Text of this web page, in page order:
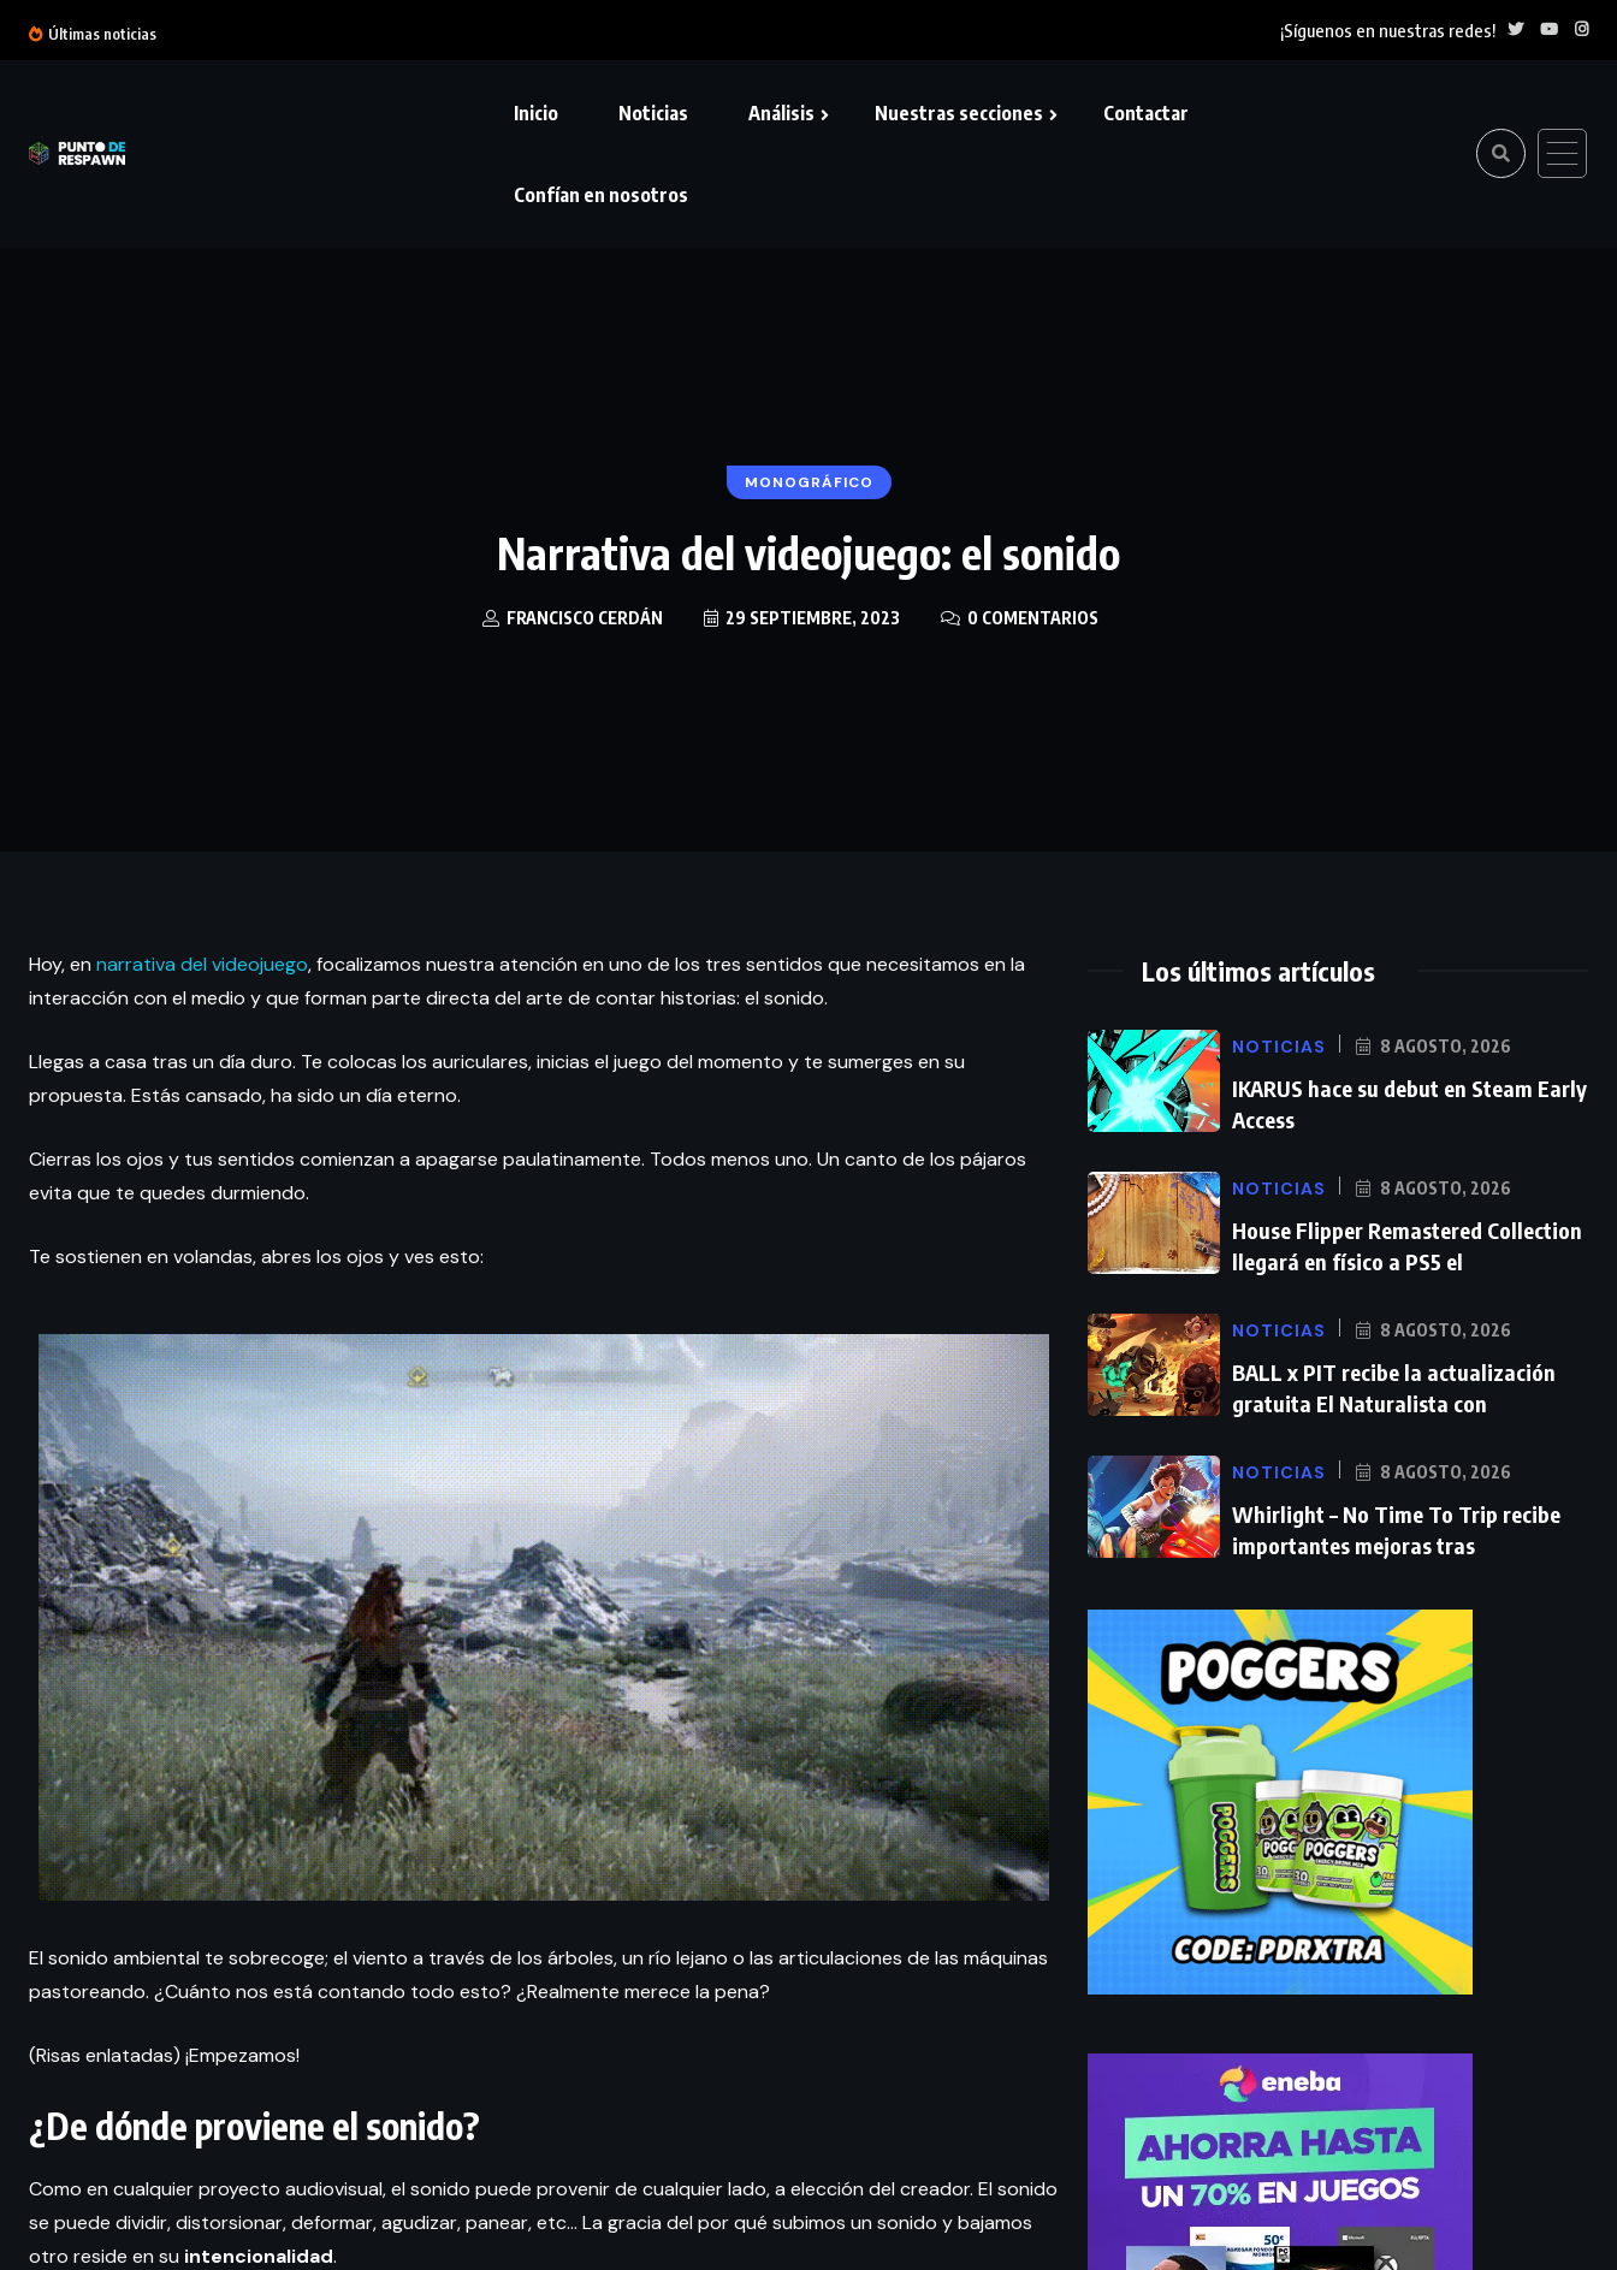
Últimas noticias ¡Síguenos en nuestras redes!
Inicio Noticias Análisis Nuestras secciones Contactar
Confían en nosotros
MONOGRÁFICO
Narrativa del videojuego: el sonido
FRANCISCO CERDÁN 29 SEPTIEMBRE, 2023 0 COMENTARIOS
Hoy, en narrativa del videojuego, focalizamos nuestra atención en uno de los tres sentidos que necesitamos en la
interacción con el medio y que forman parte directa del arte de contar historias: el sonido.
Llegas a casa tras un día duro. Te colocas los auriculares, inicias el juego del momento y te sumerges en su
propuesta. Estás cansado, ha sido un día eterno.
Cierras los ojos y tus sentidos comienzan a apagarse paulatinamente. Todos menos uno. Un canto de los pájaros
evita que te quedes durmiendo.
Te sostienen en volandas, abres los ojos y ves esto:
El sonido ambiental te sobrecoge; el viento a través de los árboles, un río lejano o las articulaciones de las máquinas
pastoreando. ¿Cuánto nos está contando todo esto? ¿Realmente merece la pena?
(Risas enlatadas) ¡Empezamos!
¿De dónde proviene el sonido?
Como en cualquier proyecto audiovisual, el sonido puede provenir de cualquier lado, a elección del creador. El sonido
se puede dividir, distorsionar, deformar, agudizar, panear, etc… La gracia del por qué subimos un sonido y bajamos
otro reside en su intencionalidad.
Los últimos artículos
NOTICIAS 8 AGOSTO, 2026
IKARUS hace su debut en Steam Early
Access
NOTICIAS 8 AGOSTO, 2026
House Flipper Remastered Collection
llegará en físico a PS5 el
NOTICIAS 8 AGOSTO, 2026
BALL x PIT recibe la actualización
gratuita El Naturalista con
NOTICIAS 8 AGOSTO, 2026
Whirlight – No Time To Trip recibe
importantes mejoras tras